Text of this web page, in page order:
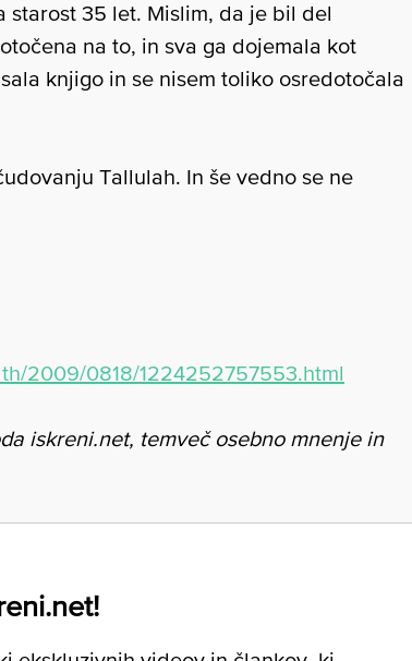
starost 35 let. Mislim, da je bil del
na to, in sva ga dojemala kot
knjigo in se nisem toliko osredotočala
Tallulah. In še vedno se ne
2009/0818/1224252757553.html
iskreni.net, temveč osebno mnenje in